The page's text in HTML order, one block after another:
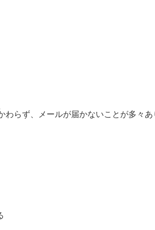
らず、メールが届かないことが多々あ